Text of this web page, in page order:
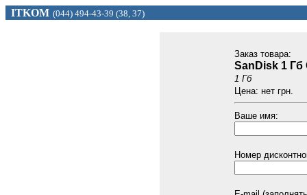
ITKOM (044) 494-43-39 (38, 37)
Заказ товарa:
SanDisk 1 Гб
1 Гб
Цена: нет грн.
Ваше имя:
Номер